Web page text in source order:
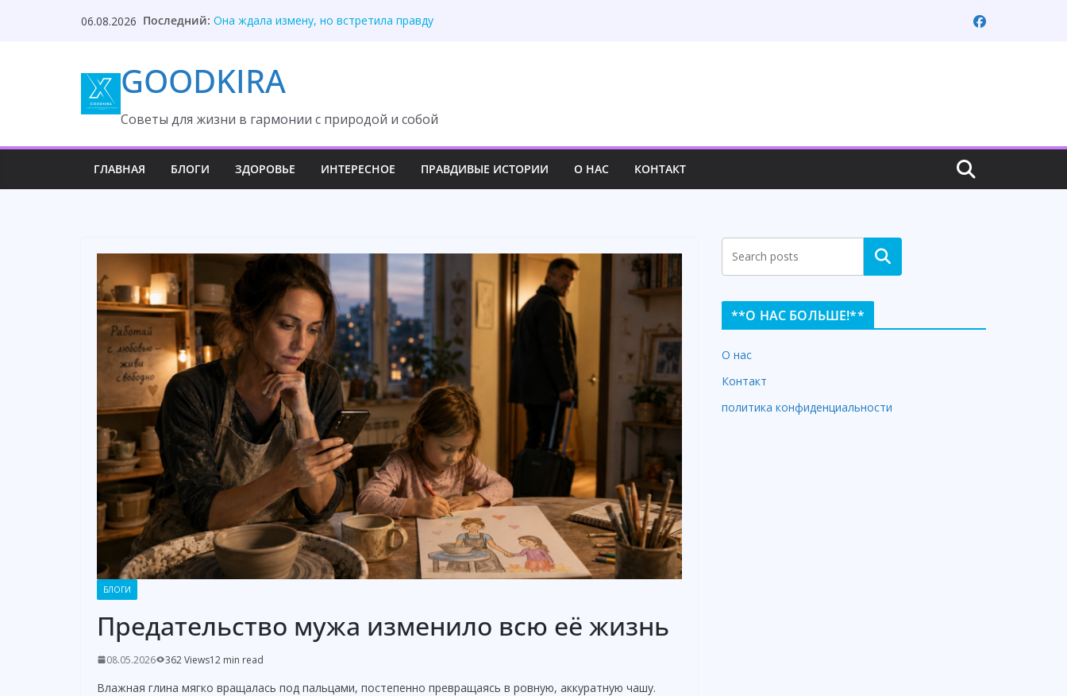
06.08.2026 Последний: Она ждала измену, но встретила правду
Они забыли, кто оплатил роскошный вечер
Один торт изменил судьбу семьи навсегда
GOODKIRA
Cоветы для жизни в гармонии с природой и собой
ГЛАВНАЯ БЛОГИ ЗДОРОВЬЕ ИНТЕРЕСНОЕ ПРАВДИВЫЕ ИСТОРИИ О НАС КОНТАКТ
БЛОГИ
Предательство мужа изменило всю её жизнь
08.05.2026 362 Views12 min read
Влажная глина мягко вращалась под пальцами, постепенно превращаясь в ровную, аккуратную чашу.
Search
**О НАС БОЛЬШЕ!**
О нас
Контакт
политика конфиденциальности